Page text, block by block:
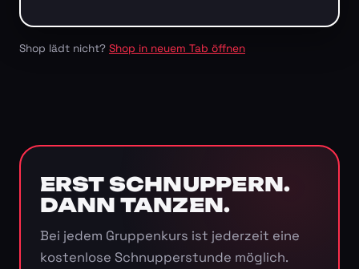
Shop lädt nicht? Shop in neuem Tab öffnen
ERST SCHNUPPERN.
DANN TANZEN.
Bei jedem Gruppenkurs ist jederzeit eine
kostenlose Schnupperstunde möglich.